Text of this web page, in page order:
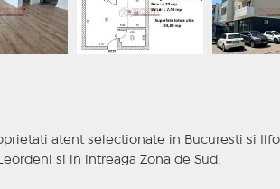
atent selectionate in Bucuresti si
si in intreaga Zona de Sud.